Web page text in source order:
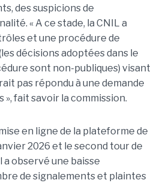
des suspicions de
« A ce stade, la CNIL a
et une procédure de
décisions adoptées dans le
sont non-publiques) visant
pas répondu à une demande
», fait savoir la commission.
en ligne de la plateforme de
2026 et le second tour de
a observé une baisse
de signalements et plaintes